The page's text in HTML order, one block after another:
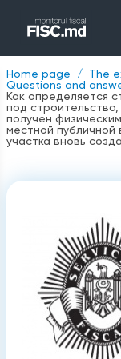
Home page
The
Questions and
Как определяется
под
получен
местной публичной
участка вновь